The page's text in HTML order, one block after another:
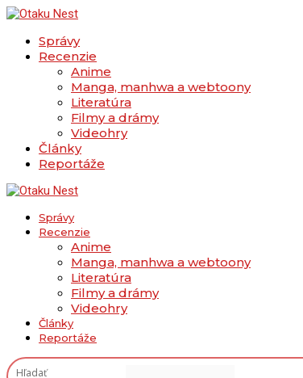
Správy
Recenzie
Anime
Manga, manhwa a webtoony
Literatúra
Filmy a drámy
Videohry
Články
Reportáže
Správy
Recenzie
Anime
Manga, manhwa a webtoony
Literatúra
Filmy a drámy
Videohry
Články
Reportáže